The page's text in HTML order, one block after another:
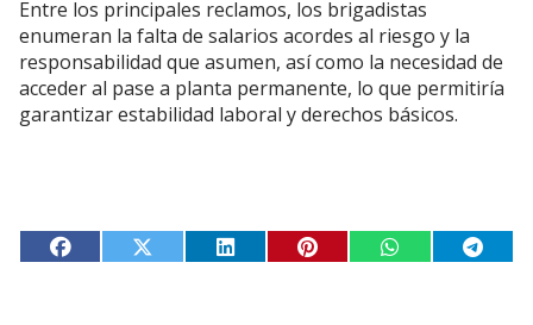
Entre los principales reclamos, los brigadistas
enumeran la falta de salarios acordes al riesgo y la
responsabilidad que asumen, así como la necesidad de
acceder al pase a planta permanente, lo que permitiría
garantizar estabilidad laboral y derechos básicos.